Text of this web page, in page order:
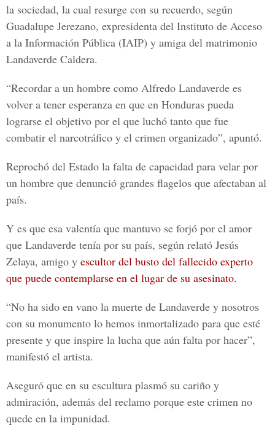
la sociedad, la cual resurge con su recuerdo, según
Guadalupe Jerezano, expresidenta del Instituto de Acceso
a la Información Pública (IAIP) y amiga del matrimonio
Landaverde Caldera.
“Recordar a un hombre como Alfredo Landaverde es
volver a tener esperanza en que en Honduras pueda
lograrse el objetivo por el que luchó tanto que fue
combatir el narcotráfico y el crimen organizado”, apuntó.
Reprochó del Estado la falta de capacidad para velar por
un hombre que denunció grandes flagelos que afectaban al
país.
Y es que esa valentía que mantuvo se forjó por el amor
que Landaverde tenía por su país, según relató Jesús
Zelaya, amigo y escultor del busto del fallecido experto
que puede contemplarse en el lugar de su asesinato.
“No ha sido en vano la muerte de Landaverde y nosotros
con su monumento lo hemos inmortalizado para que esté
presente y que inspire la lucha que aún falta por hacer”,
manifestó el artista.
Aseguró que en su escultura plasmó su cariño y
admiración, además del reclamo porque este crimen no
quede en la impunidad.